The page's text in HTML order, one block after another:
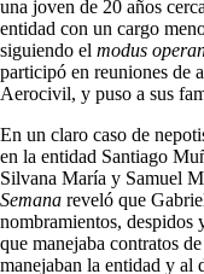
una joven de 20 años
entidad con un cargo
siguiendo el modus
participó en reuniones de
Aerocivil, y puso a sus
En un claro caso de
en la entidad Santiago
Silvana María y Samuel
Semana reveló que
nombramientos, despidos
que manejaba contratos
manejaban la entidad y al